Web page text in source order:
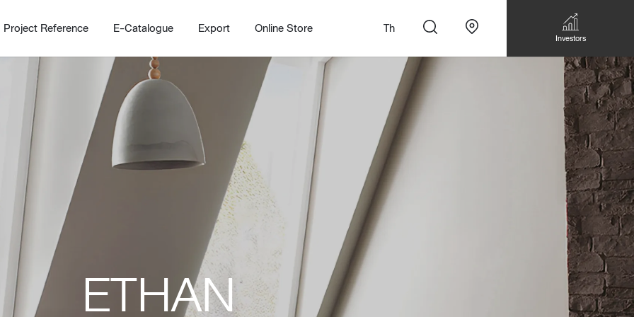
Bedroom
Wordrobe
Kitchen
Kitchens
Kitchen Accessories
Barstool
Trolley
Walk-in closet &
Bookshelf & Multimedia
New! Working Design Solution
บริการสั่งทำโซฟาแบบ
Custom เหมาะกับทุกไลฟ์
สไตล์
Custom Dining Table
Project Reference E-Catalogue Export Online Store Th
Investors
ETHAN